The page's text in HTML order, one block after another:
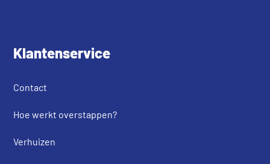
Klantenservice
Contact
Hoe werkt overstappen?
Verhuizen